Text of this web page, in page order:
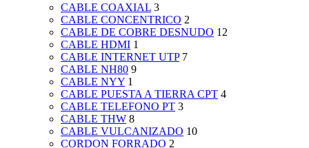
CABLE COAXIAL 3
CABLE CONCENTRICO 2
CABLE DE COBRE DESNUDO 12
CABLE HDMI 1
CABLE INTERNET UTP 7
CABLE NH80 9
CABLE NYY 1
CABLE PUESTA A TIERRA CPT 4
CABLE TELEFONO PT 3
CABLE THW 8
CABLE VULCANIZADO 10
CORDON FORRADO 2